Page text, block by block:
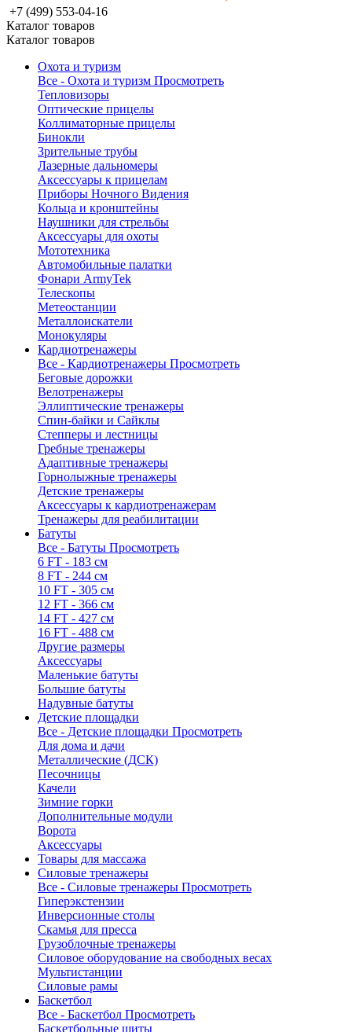
+7 (499) 553-04-16
Каталог товаров
Каталог товаров
Охота и туризм
Все - Охота и туризм Просмотреть
Тепловизоры
Оптические прицелы
Коллиматорные прицелы
Бинокли
Зрительные трубы
Лазерные дальномеры
Аксессуары к прицелам
Приборы Ночного Видения
Кольца и кронштейны
Наушники для стрельбы
Аксессуары для охоты
Мототехника
Автомобильные палатки
Фонари ArmyTek
Телескопы
Метеостанции
Металлоискатели
Монокуляры
Кардиотренажеры
Все - Кардиотренажеры Просмотреть
Беговые дорожки
Велотренажеры
Эллиптические тренажеры
Спин-байки и Сайклы
Степперы и лестницы
Гребные тренажеры
Адаптивные тренажеры
Горнолыжные тренажеры
Детские тренажеры
Аксессуары к кардиотренажерам
Тренажеры для реабилитации
Батуты
Все - Батуты Просмотреть
6 FT - 183 см
8 FT - 244 см
10 FT - 305 см
12 FT - 366 см
14 FT - 427 см
16 FT - 488 см
Другие размеры
Аксессуары
Маленькие батуты
Большие батуты
Надувные батуты
Детские площадки
Все - Детские площадки Просмотреть
Для дома и дачи
Металлические (ДСК)
Песочницы
Качели
Зимние горки
Дополнительные модули
Ворота
Аксессуары
Товары для массажа
Силовые тренажеры
Все - Силовые тренажеры Просмотреть
Гиперэкстензии
Инверсионные столы
Скамья для пресса
Грузоблочные тренажеры
Силовое оборудование на свободных весах
Мультистанции
Силовые рамы
Баскетбол
Все - Баскетбол Просмотреть
Баскетбольные щиты